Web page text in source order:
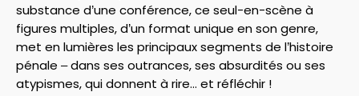
substance d’une conférence, ce seul-en-scène à
figures multiples, d’un format unique en son genre,
met en lumières les principaux segments de l’histoire
pénale – dans ses outrances, ses absurdités ou ses
atypismes, qui donnent à rire... et réfléchir !